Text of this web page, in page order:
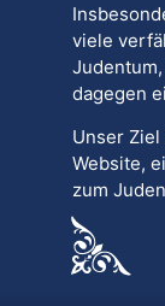
viele
dagegen
Unser
Website,
zum